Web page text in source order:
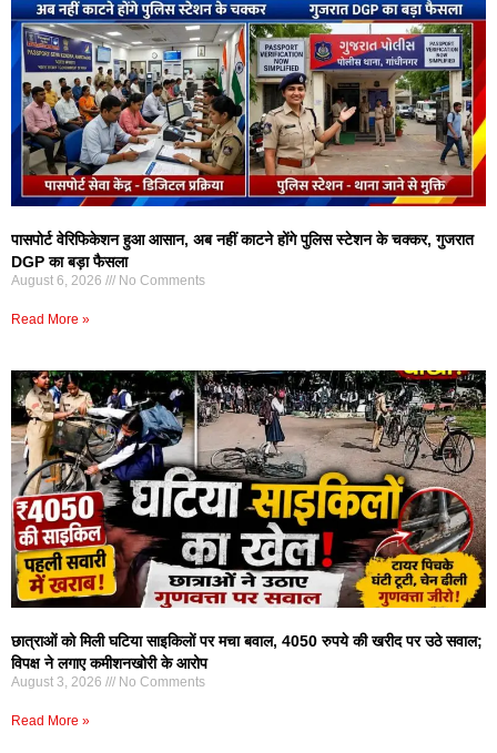
पासपोर्ट वेरिफिकेशन हुआ आसान, अब नहीं काटने होंगे पुलिस स्टेशन के चक्कर, गुजरात
DGP का बड़ा फैसला
August 6, 2026 No Comments
Read More »
छात्राओं को मिली घटिया साइकिलों पर मचा बवाल, 4050 रुपये की खरीद पर उठे सवाल;
विपक्ष ने लगाए कमीशनखोरी के आरोप
August 3, 2026 No Comments
Read More »